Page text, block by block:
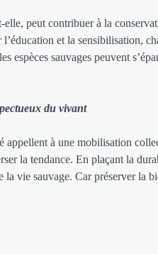
peut contribuer à la
l’éducation et la sensibilisation,
espèces sauvages peuvent
du vivant
à une mobilisation
la tendance. En plaçant la
vie sauvage. Car préserver la